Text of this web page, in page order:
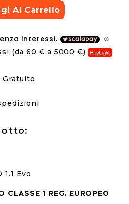
Al Carrello
(da 60 € a 5000 €)
Gratuito
1.1 Evo
CLASSE 1 REG. EUROPEO